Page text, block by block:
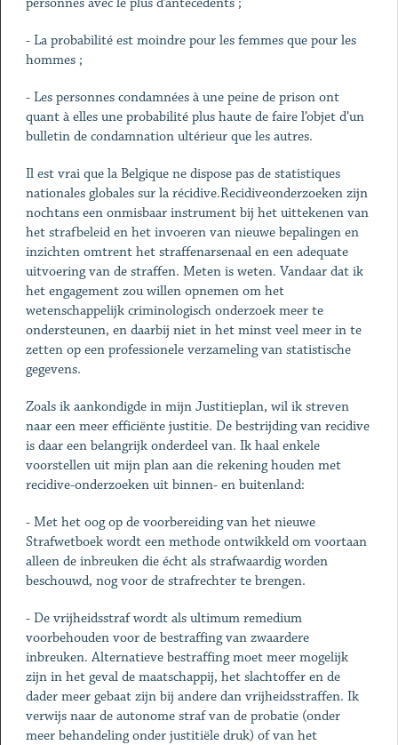
- La probabilité est moindre pour les femmes que pour les
hommes ;
- Les personnes condamnées à une peine de prison ont
quant à elles une probabilité plus haute de faire l’objet d’un
bulletin de condamnation ultérieur que les autres.
Il est vrai que la Belgique ne dispose pas de statistiques
nationales globales sur la récidive.Recidiveonderzoeken zijn
nochtans een onmisbaar instrument bij het uittekenen van
het strafbeleid en het invoeren van nieuwe bepalingen en
inzichten omtrent het straffenarsenaal en een adequate
uitvoering van de straffen. Meten is weten. Vandaar dat ik
het engagement zou willen opnemen om het
wetenschappelijk criminologisch onderzoek meer te
ondersteunen, en daarbij niet in het minst veel meer in te
zetten op een professionele verzameling van statistische
gegevens.
Zoals ik aankondigde in mijn Justitieplan, wil ik streven
naar een meer efficiënte justitie. De bestrijding van recidive
is daar een belangrijk onderdeel van. Ik haal enkele
voorstellen uit mijn plan aan die rekening houden met
recidive-onderzoeken uit binnen- en buitenland:
- Met het oog op de voorbereiding van het nieuwe
Strafwetboek wordt een methode ontwikkeld om voortaan
alleen de inbreuken die écht als strafwaardig worden
beschouwd, nog voor de strafrechter te brengen.
- De vrijheidsstraf wordt als ultimum remedium
voorbehouden voor de bestraffing van zwaardere
inbreuken. Alternatieve bestraffing moet meer mogelijk
zijn in het geval de maatschappij, het slachtoffer en de
dader meer gebaat zijn bij andere dan vrijheidsstraffen. Ik
verwijs naar de autonome straf van de probatie (onder
meer behandeling onder justitiële druk) of van het